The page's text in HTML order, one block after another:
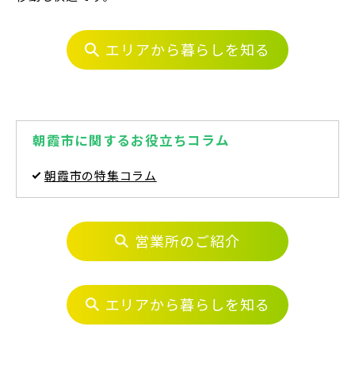
東武鉄道
東武日光線
東武東上本線
さらに表示する
物件を検索する
駅から探す
JR京浜東北線
JR埼京線
地図から探す
画像から探す
地域
エリアから暮らしを知る
朝霞市に関するお役立ちコラム
朝霞市の特集コラム
営業所のご紹介
エリアから暮らしを知る